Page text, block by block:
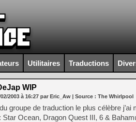
Utilitaires Traductions
WIP
2003 à 16:27 par Eric_Aw | Source : The Whirlpool
groupe de traduction le plus célèbre
Star Ocean, Dragon Quest III, 6 &